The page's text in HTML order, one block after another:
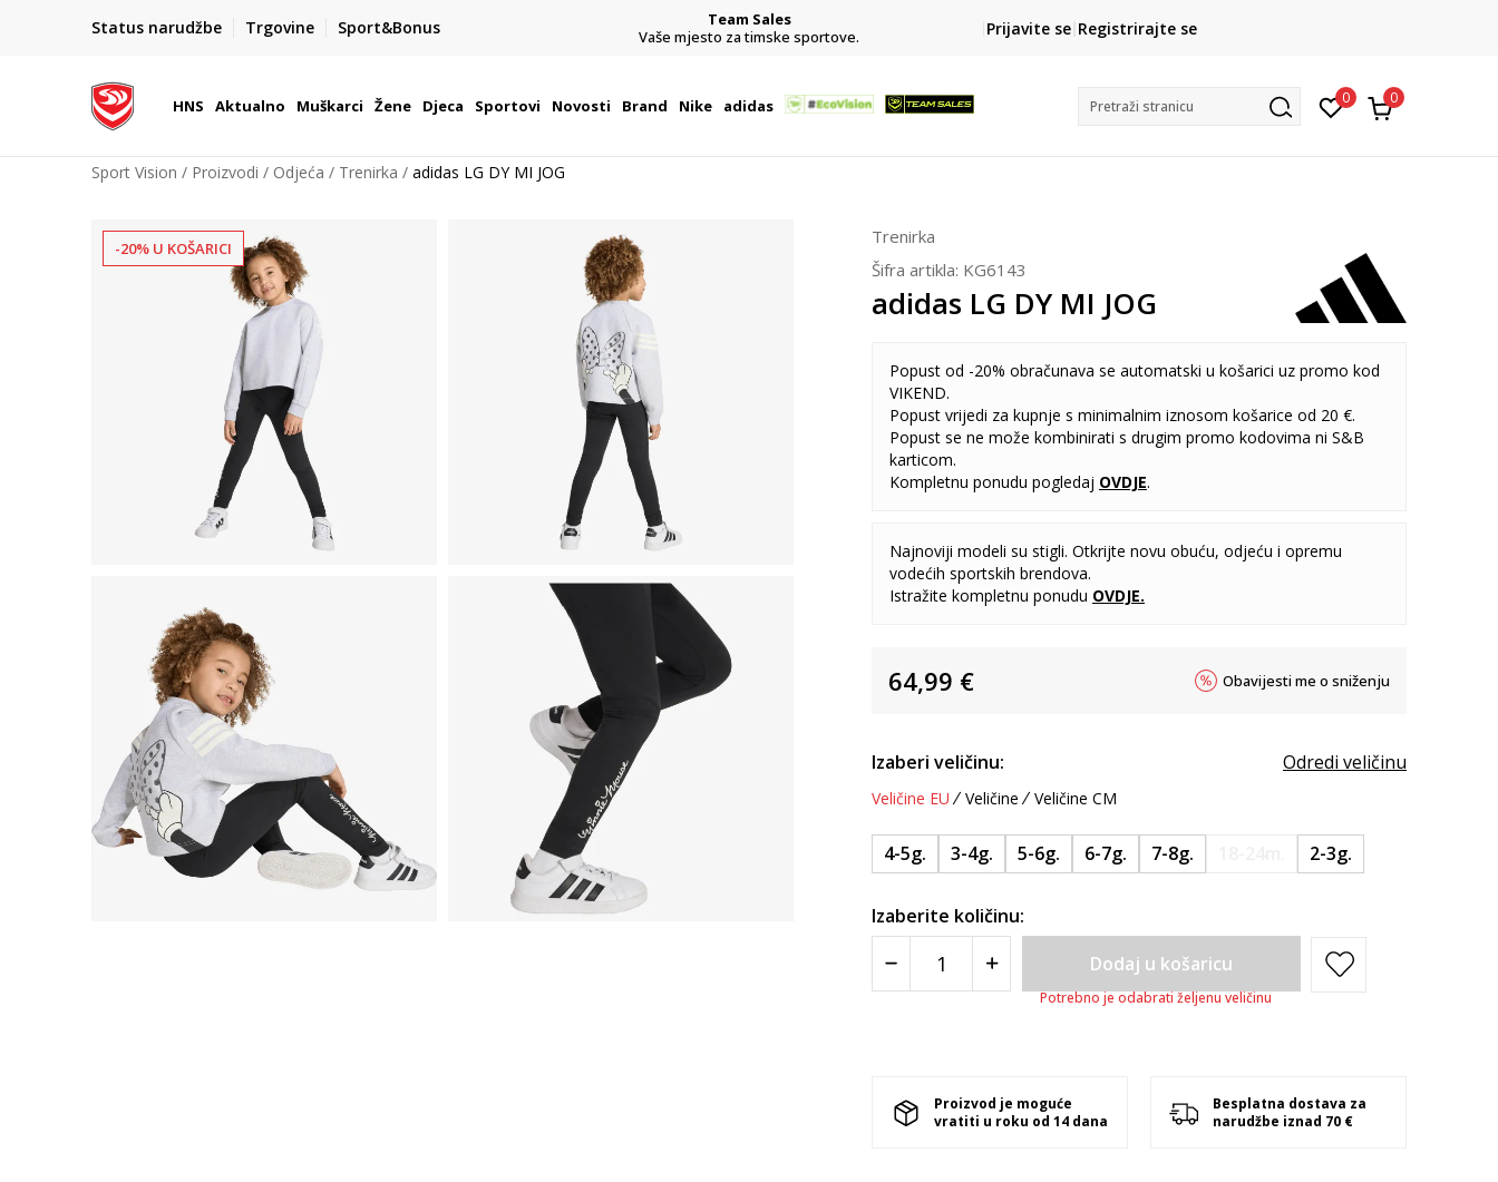
Status narudžbe Trgovine Sport&Bonus
BOX NOW
Dostava 1,50 €
| Više od 800 paketomata u Hrvatskoj
Team Sales
Vaše mjesto za timske sportove.
CLICK& COLLECT
besplatno preuzimanje u trgovini
Prijavite se Registrirajte se
HNS Aktualno Muškarci Žene Djeca Sportovi Novosti Brand Nike adidas Pretraži stranicu 0 0
Sport Vision Proizvodi Odjeća Trenirka adidas LG DY MI JOG
-20% U KOŠARICI
Trenirka
Šifra artikla: KG6143
adidas LG DY MI JOG
Popust od -20% obračunava se automatski u košarici uz promo kod
VIKEND.
Popust vrijedi za kupnje s minimalnim iznosom košarice od 20 €.
Popust se ne može kombinirati s drugim promo kodovima ni S&B
karticom.
Kompletnu ponudu pogledaj OVDJE.
Najnoviji modeli su stigli. Otkrijte novu obuću, odjeću i opremu
vodećih sportskih brendova.
Istražite kompletnu ponudu OVDJE.
64,99 € Obavijesti me o sniženju
Izaberi veličinu: Odredi veličinu
Veličine EU Veličine Veličine CM
4-5g. 3-4g. 5-6g. 6-7g. 7-8g. 2-3g.
Izaberite količinu:
Dodaj u košaricu
Potrebno je odabrati željenu veličinu
Proizvod je moguće
vratiti u roku od 14 dana
Besplatna dostava za
narudžbe iznad 70 €